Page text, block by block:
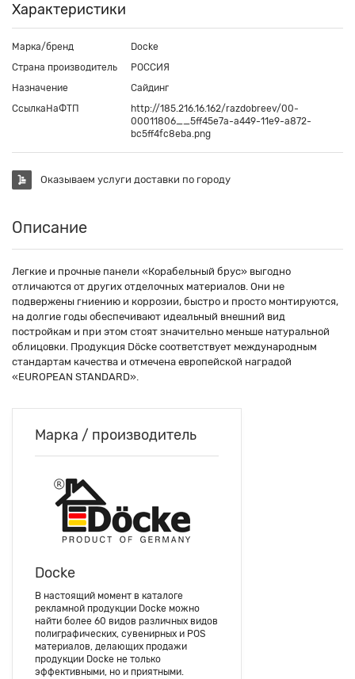
Характеристики
Марка/бренд
Docke
Страна производитель
РОССИЯ
Назначение
Сайдинг
СсылкаНаФТП
http://185.216.16.162/razdobreev/00-
00011806__5ff45e7a-a449-11e9-a872-
bc5ff4fc8eba.png
Оказываем услуги доставки по городу
Описание
Легкие и прочные панели «Корабельный брус» выгодно
отличаются от других отделочных материалов. Они не
подвержены гниению и коррозии, быстро и просто монтируются,
на долгие годы обеспечивают идеальный внешний вид
постройкам и при этом стоят значительно меньше натуральной
облицовки. Продукция Döcke соответствует международным
стандартам качества и отмечена европейской наградой
«EUROPEAN STANDARD».
Марка / производитель
Docke
В настоящий момент в каталоге
рекламной продукции Docke можно
найти более 60 видов различных видов
полиграфических, сувенирных и POS
материалов, делающих продажи
продукции Docke не только
эффективными, но и приятными.